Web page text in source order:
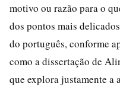
motivo ou razão para o
dos pontos mais
do português, conforme
como a dissertação de
que explora justamente a